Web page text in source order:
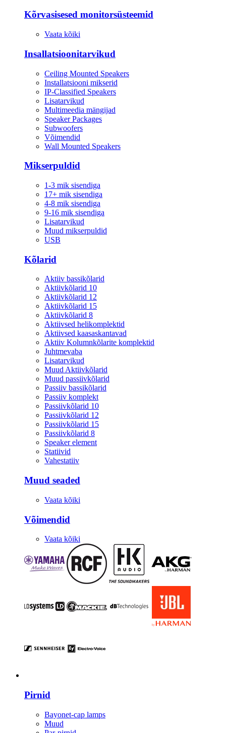
Kõrvasisesed monitorsüsteemid
Vaata kõiki
Insallatsioonitarvikud
Ceiling Mounted Speakers
Installatsiooni mikserid
IP-Classified Speakers
Lisatarvikud
Multimeedia mängijad
Speaker Packages
Subwoofers
Võimendid
Wall Mounted Speakers
Mikserpuldid
1-3 mik sisendiga
17+ mik sisendiga
4-8 mik sisendiga
9-16 mik sisendiga
Lisatarvikud
Muud mikserpuldid
USB
Kõlarid
Aktiiv bassikõlarid
Aktiivkõlarid 10
Aktiivkõlarid 12
Aktiivkõlarid 15
Aktiivkõlarid 8
Aktiivsed helikomplektid
Aktiivsed kaasaskantavad
Aktiiv Kolumnkõlarite komplektid
Juhtmevaba
Lisatarvikud
Muud Aktiivkõlarid
Muud passiivkõlarid
Passiiv bassikõlarid
Passiiv komplekt
Passiivkõlarid 10
Passiivkõlarid 12
Passiivkõlarid 15
Passiivkõlarid 8
Speaker element
Statiivid
Vahestatiiv
Muud seaded
Vaata kõiki
Võimendid
Vaata kõiki
Pirnid
Bayonet-cap lamps
Muud